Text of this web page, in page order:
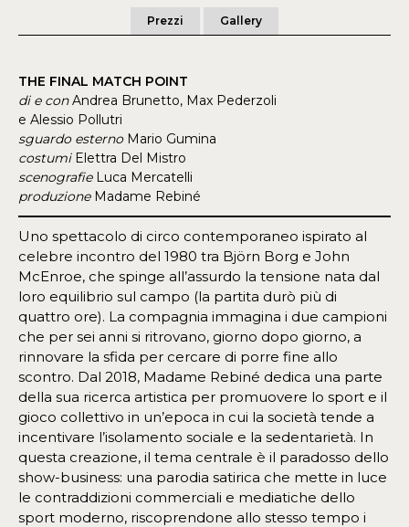
Prezzi Gallery
THE FINAL MATCH POINT
di e conAndrea Brunetto, Max Pederzoli
e Alessio Pollutri
sguardo esterno Mario Gumina
costumi Elettra Del Mistro
scenografie Luca Mercatelli
produzione Madame Rebiné
Uno spettacolo di circo contemporaneo ispirato al
celebre incontro del 1980 tra Björn Borg e John
McEnroe, che spinge all’assurdo la tensione nata dal
loro equilibrio sul campo (la partita durò più di
quattro ore). La compagnia immagina i due campioni
che per sei anni si ritrovano, giorno dopo giorno, a
rinnovare la sfida per cercare di porre fine allo
scontro. Dal 2018, Madame Rebiné dedica una parte
della sua ricerca artistica per promuovere lo sport e il
gioco collettivo in un’epoca in cui la società tende a
incentivare l’isolamento sociale e la sedentarietà. In
questa creazione, il tema centrale è il paradosso dello
show-business: una parodia satirica che mette in luce
le contraddizioni commerciali e mediatiche dello
sport moderno, riscoprendone allo stesso tempo i